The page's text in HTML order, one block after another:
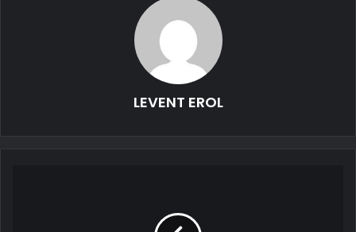
LEVENT EROL